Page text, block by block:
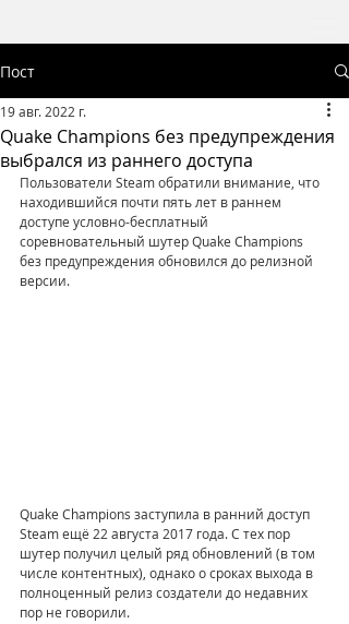
Пост
Quake Champions без предупреждения
выбрался из раннего доступа
19 авг. 2022 г.
Пользователи Steam обратили внимание, что
находившийся почти пять лет в раннем
доступе условно-бесплатный
соревновательный шутер Quake Champions
без предупреждения обновился до релизной
версии.
Quake Champions заступила в ранний доступ
Steam ещё 22 августа 2017 года. С тех пор
шутер получил целый ряд обновлений (в том
числе контентных), однако о сроках выхода в
полноценный релиз создатели до недавних
пор не говорили.